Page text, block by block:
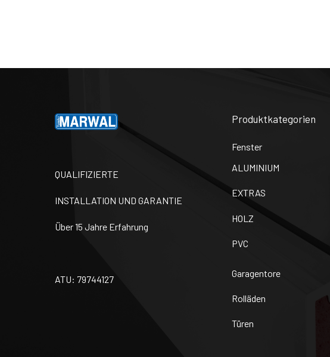
QUALIFIZIERTE
INSTALLATION UND GARANTIE
Über 15 Jahre Erfahrung
ATU: 79744127
Produktkategorien
Fenster
ALUMINIUM
EXTRAS
HOLZ
PVC
Garagentore
Rolläden
Türen